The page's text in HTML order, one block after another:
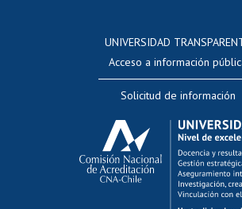
Perfeccionamiento
Editar Portafolio Académico
Evaluación docente
Calificación académica
Postulación al AUCAI
Funcionarias/os
Cursos internos de
UNIVERSIDAD
Acceso a información
Solicitud de información